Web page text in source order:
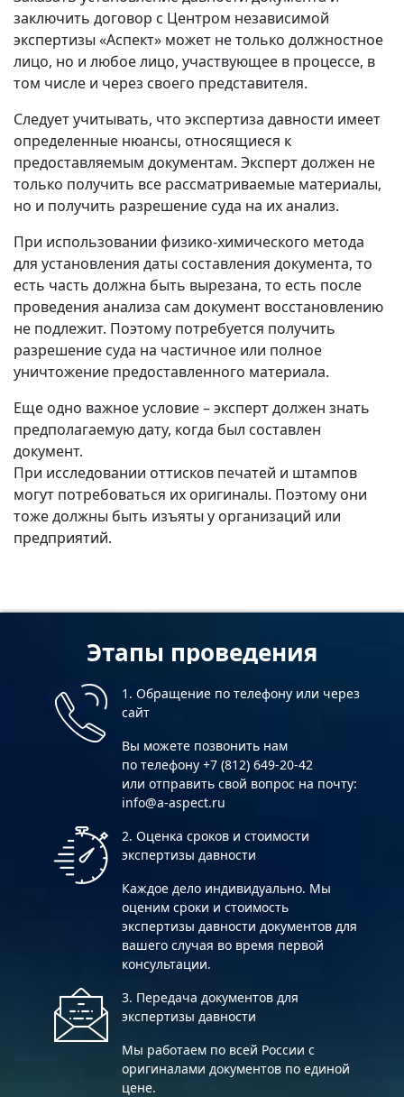
заключить договор с Центром независимой
экспертизы «Аспект» может не только должностное
лицо, но и любое лицо, участвующее в процессе, в
том числе и через своего представителя.
Следует учитывать, что экспертиза давности имеет
определенные нюансы, относящиеся к
предоставляемым документам. Эксперт должен не
только получить все рассматриваемые материалы,
но и получить разрешение суда на их анализ.
При использовании физико-химического метода
для установления даты составления документа, то
есть часть должна быть вырезана, то есть после
проведения анализа сам документ восстановлению
не подлежит. Поэтому потребуется получить
разрешение суда на частичное или полное
уничтожение предоставленного материала.
Еще одно важное условие – эксперт должен знать
предполагаемую дату, когда был составлен
документ.
При исследовании оттисков печатей и штампов
могут потребоваться их оригиналы. Поэтому они
тоже должны быть изъяты у организаций или
предприятий.
Этапы проведения
1. Обращение по телефону или через
сайт
Вы можете позвонить нам
по телефону +7 (812) 649-20-42
или отправить свой вопрос на почту:
info@a-aspect.ru
2. Оценка сроков и стоимости
экспертизы давности
Каждое дело индивидуально. Мы
оценим сроки и стоимость
экспертизы давности документов для
вашего случая во время первой
консультации.
3. Передача документов для
экспертизы давности
Мы работаем по всей России с
оригиналами документов по единой
цене.